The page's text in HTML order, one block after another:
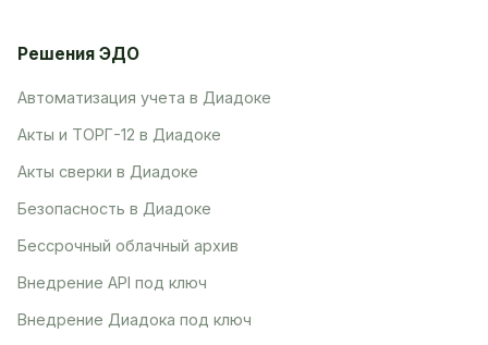
Решения ЭДО
Автоматизация учета в Диадоке
Акты и ТОРГ-12 в Диадоке
Акты сверки в Диадоке
Безопасность в Диадоке
Бессрочный облачный архив
Внедрение API под ключ
Внедрение Диадока под ключ